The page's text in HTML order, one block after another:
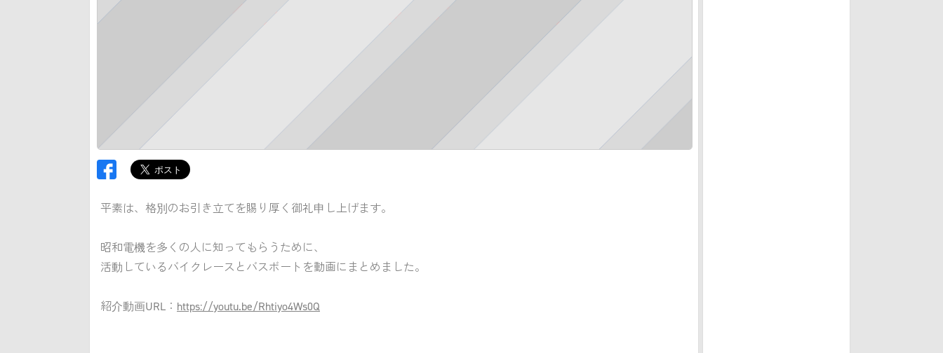
平素は、格別のお引き立てを賜り厚く御礼申し上げます。
昭和電機を多くの人に知ってもらうために、
活動しているバイクレースとバスボートを動画にまとめました。
紹介動画URL： https://youtu.be/Rhtiyo4Ws0Q